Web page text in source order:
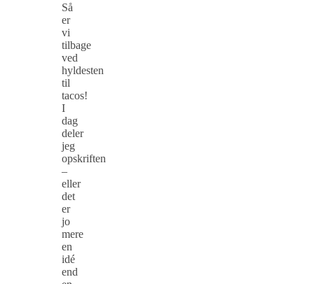
Så
er
vi
tilbage
ved
hyldesten
til
tacos!
I
dag
deler
jeg
opskriften
–
eller
det
er
jo
mere
en
idé
end